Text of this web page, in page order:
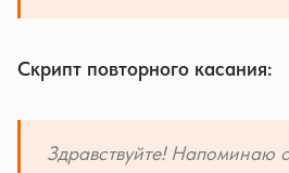
Скрипт повторного касания:
Здравствуйте! Напоминаю